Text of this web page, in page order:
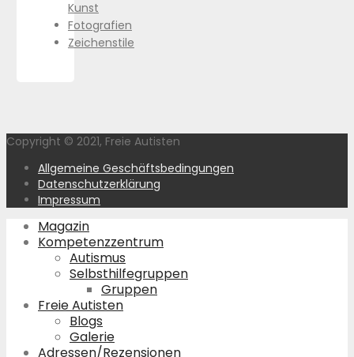
Kunst
Fotografien
Zeichenstile
Copyright © 2021, Freie Autisten
Allgemeine Geschäftsbedingungen
Datenschutzerklärung
Impressum
Magazin
Kompetenzzentrum
Autismus
Selbsthilfegruppen
Gruppen
Freie Autisten
Blogs
Galerie
Adressen/Rezensionen